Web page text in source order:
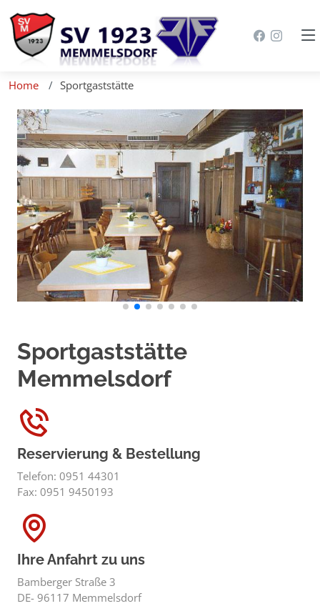
Home Sportgaststätte
Sportgaststätte
Memmelsdorf
Reservierung & Bestellung
Telefon: 0951 44301
Fax: 0951 9450193
Ihre Anfahrt zu uns
Bamberger Straße 3
DE- 96117 Memmelsdorf